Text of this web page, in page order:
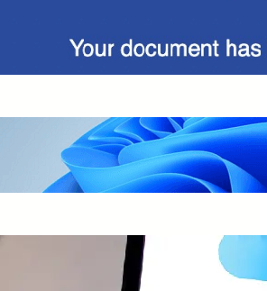
document
Installare Windows 11 su VirtualBox
iCloud Protezione Avanzata